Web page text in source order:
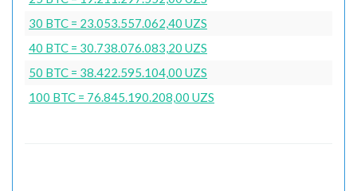
30 BTC = 23.053.557.062,40 UZS
40 BTC = 30.738.076.083,20 UZS
50 BTC = 38.422.595.104,00 UZS
100 BTC = 76.845.190.208,00 UZS